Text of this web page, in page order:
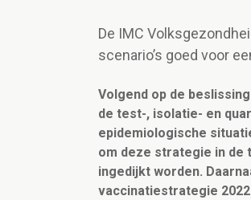
De IMC
scenario’s goed voor
Volgend op de
de test-, isolatie- en
epidemiologische
om deze strategie in
ingedijkt worden.
vaccinatiestrategie